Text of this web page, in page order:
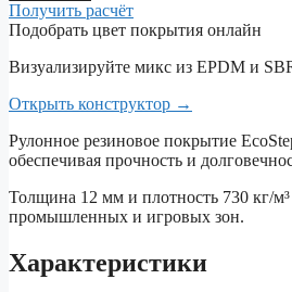
Получить расчёт
Подобрать цвет покрытия онлайн
Визуализируйте микс из EPDM и
Открыть конструктор →
Рулонное резиновое покрытие
обеспечивая прочность и
Толщина 12 мм и плотность 730 кг/
промышленных и игровых зон.
Характеристики